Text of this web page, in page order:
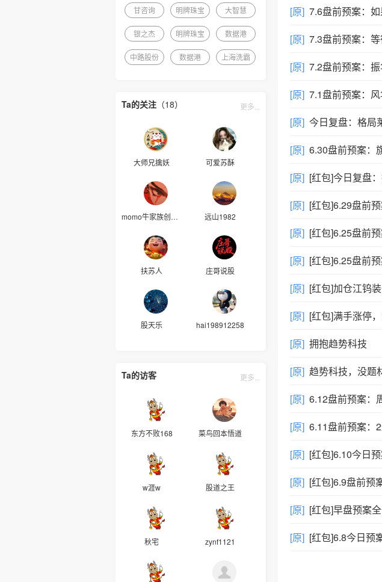
甘咨询 明牌珠宝 大智慧
银之杰 明牌珠宝 数据港
中路股份 数据港 上海洗霸
Ta的关注 （18） 更多...
大师兄擒妖 可爱苏酥
momo牛家族创始人 远山1982
扶苏人 庄哥说股
股天乐 hai198912258
Ta的访客 更多...
东方不败168 菜鸟回本悟道
w涯w 股道之王
秋宅 zynf1121
[原] 7.6盘前预案：
[原] 7.3盘前预案：
[原] 7.2盘前预案：
[原] 7.1盘前预案：
[原] 今日复盘：格局
[原] 6.30盘前预案：
[原] [红包]今日复盘
[原] [红包]6.29盘前预案
[原] [红包]6.25盘前
[原] [红包]6.25盘前预案
[原] [红包]加仓江钨
[原] [红包]满手涨停
[原] 拥抱趋势科技
[原] 趋势科技，没题
[原] 6.12盘前预案：
[原] 6.11盘前预案：
[原] [红包]6.10今日
[原] [红包]6.9盘前预
[原] [红包]早盘预案
[原] [红包]6.8今日预